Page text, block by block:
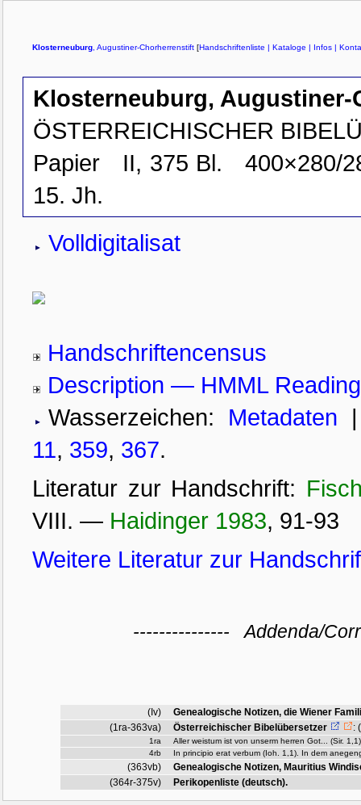
Klosterneuburg , Augustiner-Chorherrenstift [Handschriftenliste | Kataloge | Infos |
Klosterneuburg,
ÖSTERREICHISCHER
Papier
II, 375 Bl.
400×280/
15. Jh.
Volldigitalisat
Handschriftencensus
Description — HMML
Wasserzeichen: Metadaten
11, 359, 367.
Literatur zur Handschrift:
VIII. — Haidinger 1983, 91-93
Weitere Literatur zur
--------------- Addenda/
(Iv)
Genealogische Notizen, die Wiener
(1ra-363va)
Österreichischer Bibelübersetzer :
1ra
Aller weistum ist von unserm herren Got... (Sir.
4rb
In principio erat verbum (Ioh. 1,1). In dem
(363vb)
Genealogische Notizen, Mauritius
(364r-375v)
Perikopenliste (deutsch).